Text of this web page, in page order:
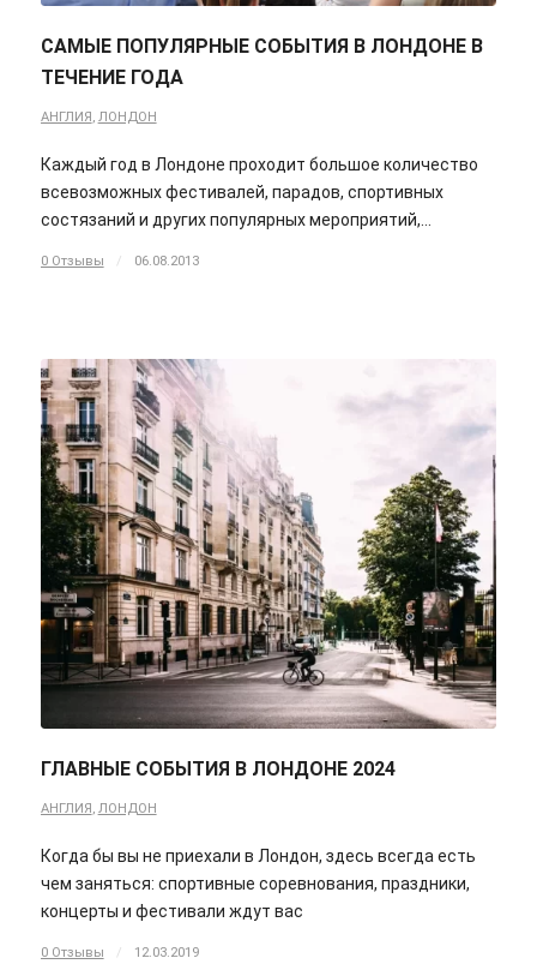
САМЫЕ ПОПУЛЯРНЫЕ СОБЫТИЯ В ЛОНДОНЕ В
ТЕЧЕНИЕ ГОДА
АНГЛИЯ , ЛОНДОН
Каждый год в Лондоне проходит большое количество
всевозможных фестивалей, парадов, спортивных
состязаний и других популярных мероприятий,…
0 Отзывы / 06.08.2013
ГЛАВНЫЕ СОБЫТИЯ В ЛОНДОНЕ 2024
АНГЛИЯ, ЛОНДОН
Когда бы вы не приехали в Лондон, здесь всегда есть
чем заняться: спортивные соревнования, праздники,
концерты и фестивали ждут вас
0 Отзывы / 12.03.2019